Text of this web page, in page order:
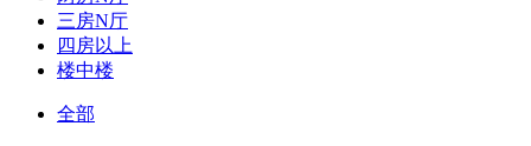
三房N厅
四房以上
楼中楼
全部